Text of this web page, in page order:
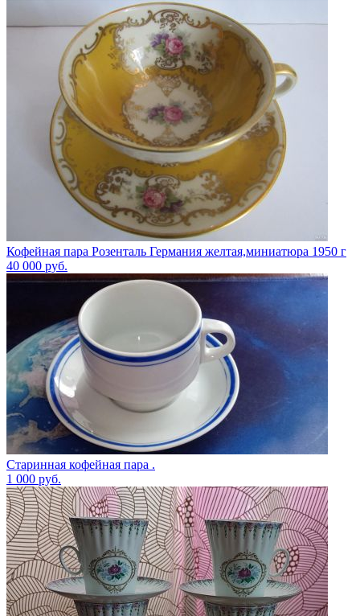
Кофейная пара Розенталь Германия желтая,миниатюра 1950 г
40 000 руб.
Старинная кофейная пара .
1 000 руб.